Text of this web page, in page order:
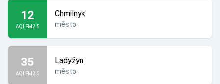
12
AQI PM2.5
Chmilnyk
město
35
AQI PM2.5
Ladyžyn
město